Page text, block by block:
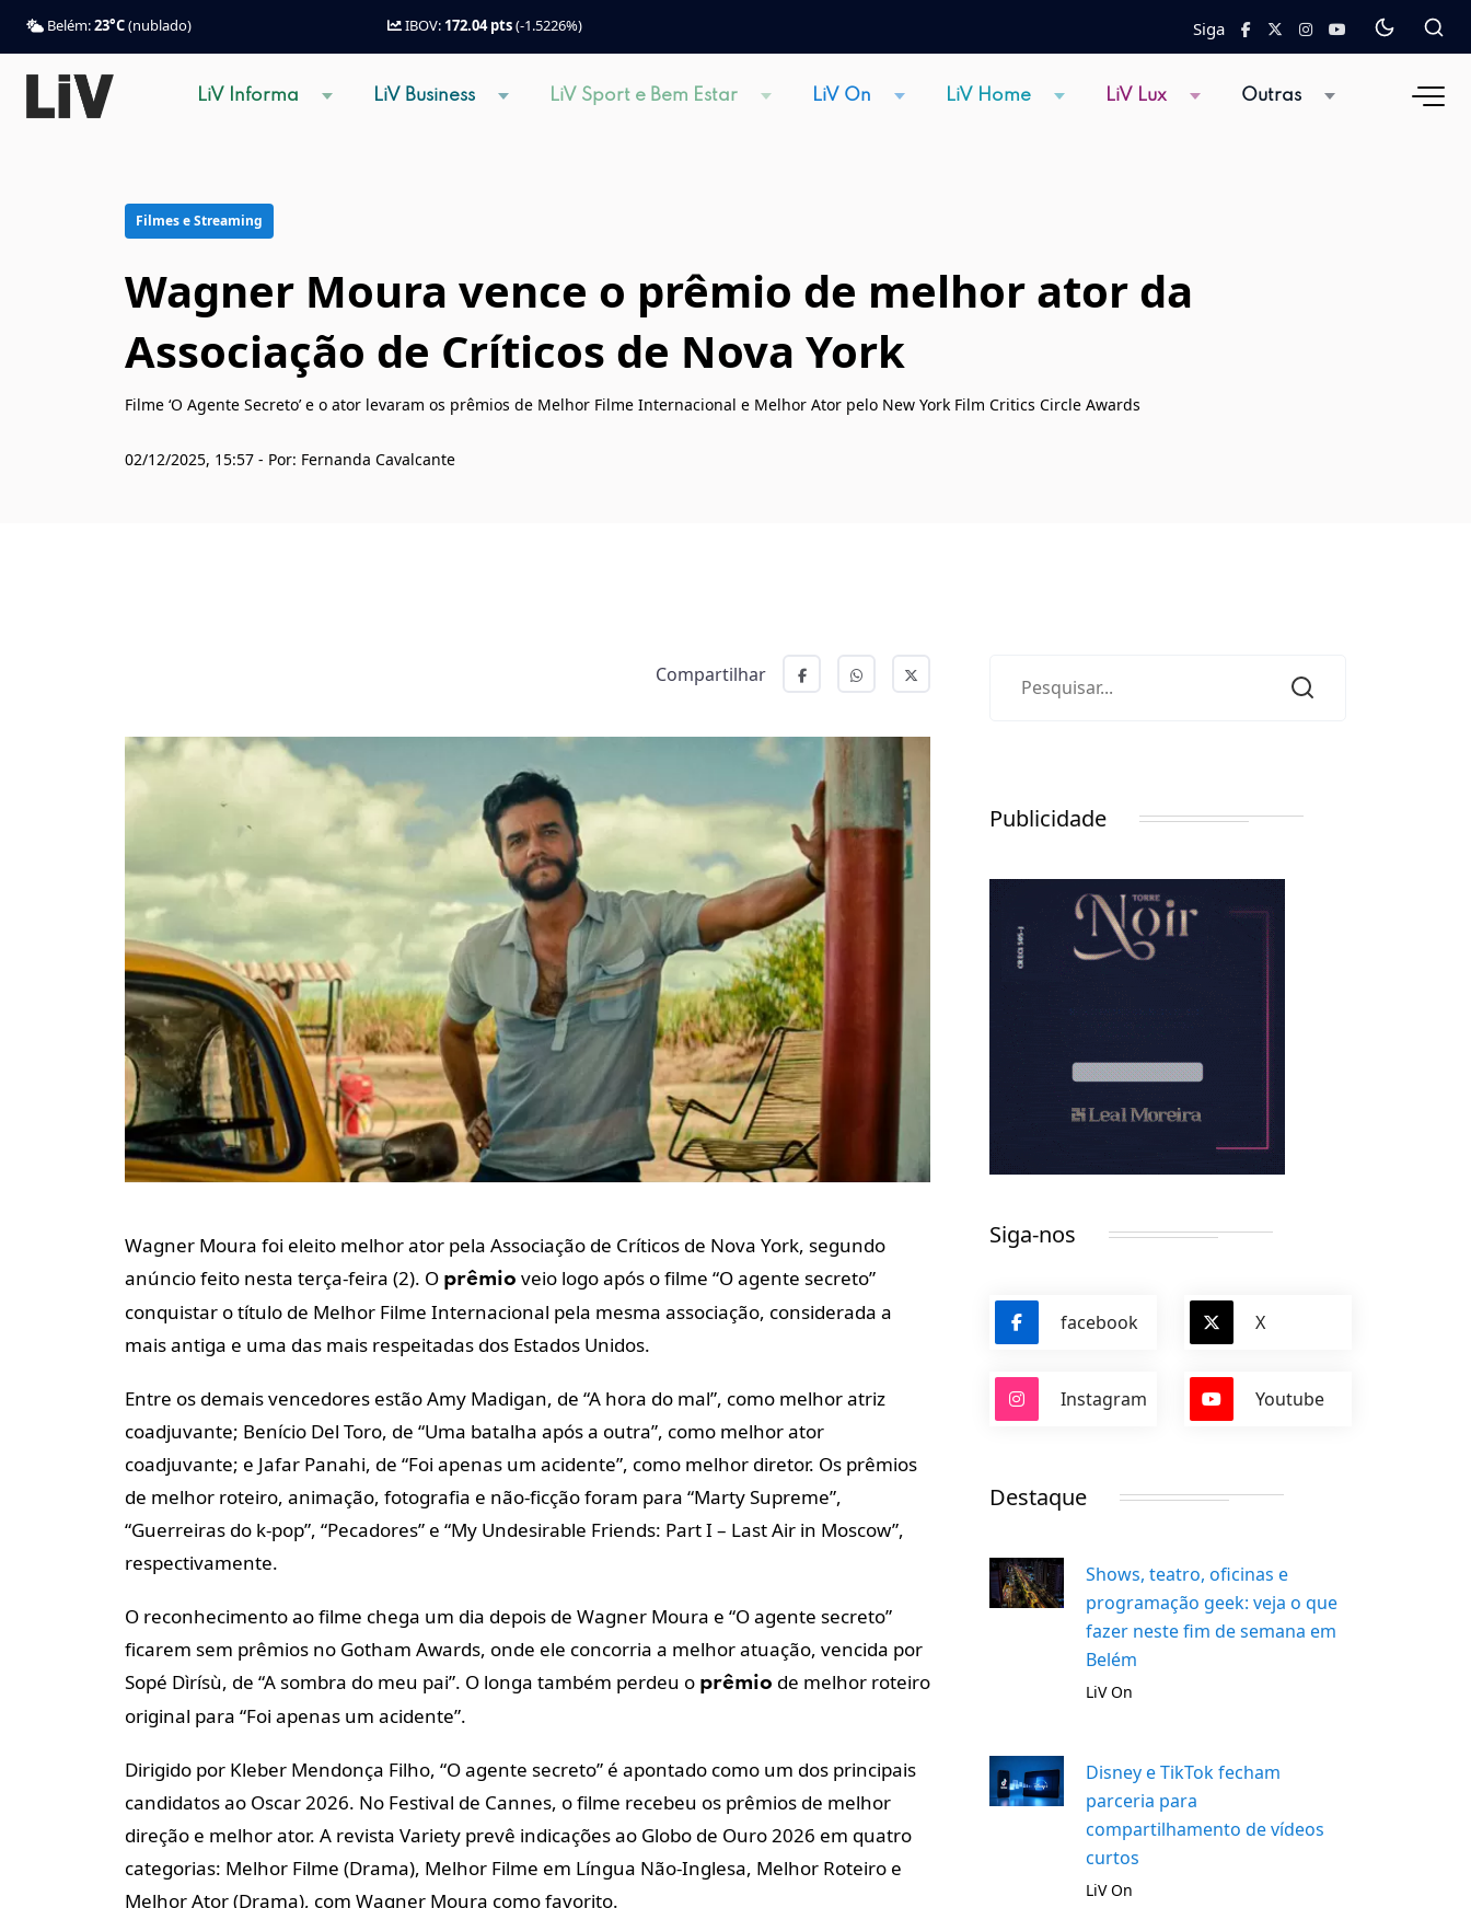
Belém:23°C(nublado) IBOV: 172.04 pts(-1.5226%) Siga
LiV Informa LiV Business LiV Sport e Bem Estar LiV On LiV Home LiV Lux Outras
Filmes e Streaming
Wagner Moura vence o prêmio de melhor ator da
Associação de Críticos de Nova York
Filme ‘O Agente Secreto’ e o ator levaram os prêmios de Melhor Filme Internacional e Melhor Ator pelo New York Film Critics Circle Awards
02/12/2025, 15:57 - Por: Fernanda Cavalcante
Compartilhar
Wagner Moura foi eleito melhor ator pela Associação de Críticos de Nova York, segundo
anúncio feito nesta terça-feira (2). O prêmio veio logo após o filme “O agente secreto”
conquistar o título de Melhor Filme Internacional pela mesma associação, considerada a
mais antiga e uma das mais respeitadas dos Estados Unidos.
Entre os demais vencedores estão Amy Madigan, de “A hora do mal”, como melhor atriz
coadjuvante; Benício Del Toro, de “Uma batalha após a outra”, como melhor ator
coadjuvante; e Jafar Panahi, de “Foi apenas um acidente”, como melhor diretor. Os prêmios
de melhor roteiro, animação, fotografia e não-ficção foram para “Marty Supreme”,
“Guerreiras do k-pop”, “Pecadores” e “My Undesirable Friends: Part I – Last Air in Moscow”,
respectivamente.
O reconhecimento ao filme chega um dia depois de Wagner Moura e “O agente secreto”
ficarem sem prêmios no Gotham Awards, onde ele concorria a melhor atuação, vencida por
Sopé Dìrísù, de “A sombra do meu pai”. O longa também perdeu o prêmio de melhor roteiro
original para “Foi apenas um acidente”.
Dirigido por Kleber Mendonça Filho, “O agente secreto” é apontado como um dos principais
candidatos ao Oscar 2026. No Festival de Cannes, o filme recebeu os prêmios de melhor
direção e melhor ator. A revista Variety prevê indicações ao Globo de Ouro 2026 em quatro
categorias: Melhor Filme (Drama), Melhor Filme em Língua Não-Inglesa, Melhor Roteiro e
Melhor Ator (Drama), com Wagner Moura como favorito.
Publicidade
Siga-nos
facebook X
Instagram Youtube
Destaque
Shows, teatro, oficinas e
programação geek: veja o que
fazer neste fim de semana em
Belém
LiV On
Disney e TikTok fecham
parceria para
compartilhamento de vídeos
curtos
LiV On